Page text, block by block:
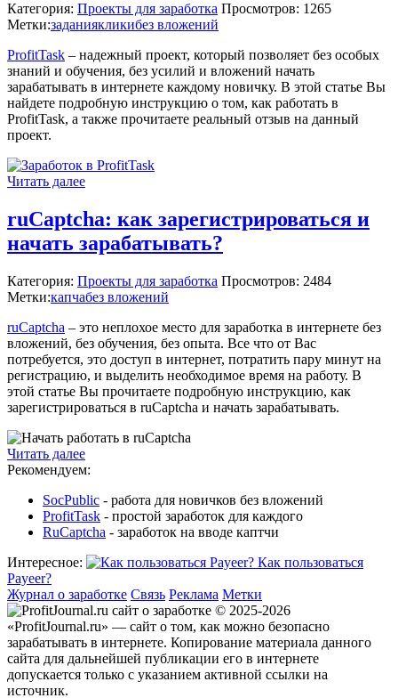
Категория: Проекты для заработка Просмотров: 1265
Метки:заданиякликибез вложений
ProfitTask – надежный проект, который позволяет без особых
знаний и обучения, без усилий и вложений начать
зарабатывать в интернете каждому новичку. В этой статье Вы
найдете подробную инструкцию о том, как работать в
ProfitTask, а также прочитаете реальный отзыв на данный
проект.
Читать далее
ruCaptcha: как зарегистрироваться и
начать зарабатывать?
Категория: Проекты для заработка Просмотров: 2484
Метки:капчабез вложений
ruCaptcha – это неплохое место для заработка в интернете без
вложений, без обучения, без опыта. Все что от Вас
потребуется, это доступ в интернет, потратить пару минут на
регистрацию, и выделить необходимое время на работу. В
этой статье Вы прочитаете подробную инструкцию, как
зарегистрироваться в ruCaptcha и начать зарабатывать.
Читать далее
Рекомендуем:
SocPublic - работа для новичков без вложений
ProfitTask - простой заработок для каждого
RuCaptcha - заработок на вводе каптчи
Интересное:
Как пользоваться
Payeer?
Журнал о заработке Связь Реклама Метки
© 2025-2026
«ProfitJournal.ru» — сайт о том, как можно безопасно
зарабатывать в интернете. Копирование материала данного
сайта для дальнейшей публикации его в интернете
допускается только с указанием активной ссылки на
источник.